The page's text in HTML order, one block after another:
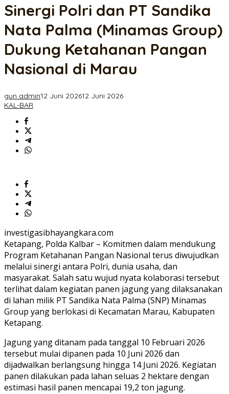
PT
Nata
(Minamas
Dukung
Nasional
Sinergi Polri dan PT Sandika
Nata Palma (Minamas Group)
Dukung Ketahanan Pangan
Nasional di Marau
gun admin12 Juni 202612 Juni 2026
KAL-BAR
investigasibhayangkara.com
Ketapang, Polda Kalbar – Komitmen dalam mendukung
Program Ketahanan Pangan Nasional terus diwujudkan
melalui sinergi antara Polri, dunia usaha, dan
masyarakat. Salah satu wujud nyata kolaborasi tersebut
terlihat dalam kegiatan panen jagung yang dilaksanakan
di lahan milik PT Sandika Nata Palma (SNP) Minamas
Group yang berlokasi di Kecamatan Marau, Kabupaten
Ketapang.
Jagung yang ditanam pada tanggal 10 Februari 2026
tersebut mulai dipanen pada 10 Juni 2026 dan
dijadwalkan berlangsung hingga 14 Juni 2026. Kegiatan
panen dilakukan pada lahan seluas 2 hektare dengan
estimasi hasil panen mencapai 19,2 ton jagung.